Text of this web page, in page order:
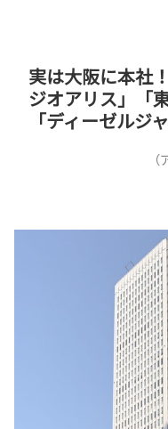
実は大阪に本社
ジオアリス」「
「ディーゼルジ